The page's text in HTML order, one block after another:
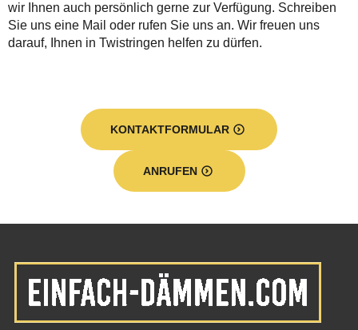
wir Ihnen auch persönlich gerne zur Verfügung. Schreiben
Sie uns eine Mail oder rufen Sie uns an. Wir freuen uns
darauf, Ihnen in Twistringen helfen zu dürfen.
KONTAKTFORMULAR
ANRUFEN